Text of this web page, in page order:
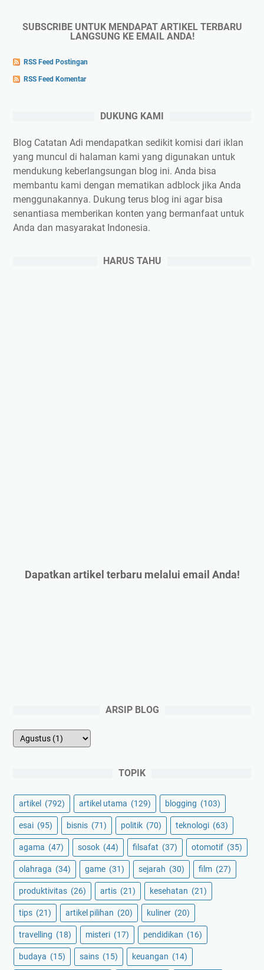
SUBSCRIBE UNTUK MENDAPAT ARTIKEL TERBARU
LANGSUNG KE EMAIL ANDA!
RSS Feed Postingan
RSS Feed Komentar
DUKUNG KAMI
Blog Catatan Adi mendapatkan sedikit komisi dari iklan
yang muncul di halaman kami yang digunakan untuk
mendukung keberlangsungan blog ini. Anda bisa
membantu kami dengan mematikan adblock jika Anda
menggunakannya. Dukung terus blog ini agar bisa
senantiasa memberikan konten yang bermanfaat untuk
Anda dan masyarakat Indonesia.
HARUS TAHU
Dapatkan artikel terbaru melalui email Anda!
ARSIP BLOG
TOPIK
artikel (792) artikel utama (129) blogging (103)
esai (95) bisnis (71) politik (70) teknologi (63)
agama (47) sosok (44) filsafat (37) otomotif (35)
olahraga (34) game (31) sejarah (30) film (27)
produktivitas (26) artis (21) kesehatan (21)
tips (21) artikel pilihan (20) kuliner (20)
travelling (18) misteri (17) pendidikan (16)
budaya (15) sains (15) keuangan (14)